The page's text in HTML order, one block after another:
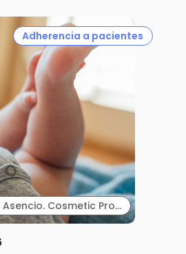
Adherencia a pacientes
Carmen Asencio. Cosmetic Product Manager. Suavinex.